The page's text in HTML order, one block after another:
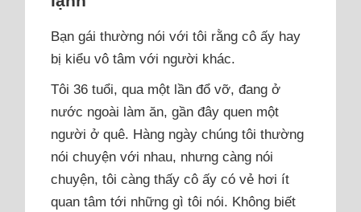
Bạn gái thường nói với tôi rằng cô ấy hay
bị kiểu vô tâm với người khác.
Tôi 36 tuổi, qua một lần đổ vỡ, đang ở
nước ngoài làm ăn, gần đây quen một
người ở quê. Hàng ngày chúng tôi thường
nói chuyện với nhau, nhưng càng nói
chuyện, tôi càng thấy cô ấy có vẻ hơi ít
quan tâm tới những gì tôi nói. Không biết